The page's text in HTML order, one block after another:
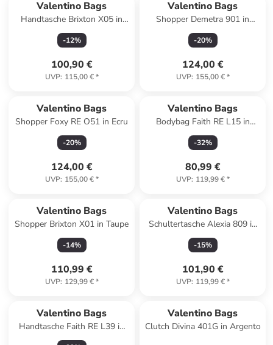
Valentino Bags
Handtasche Brixton X05 in
Nero
-12%
100,90 €
UVP: 115,00 €*
Valentino Bags
Shopper Demetra 901 in
Naturale/Blu
-20%
124,00 €
UVP: 155,00 €*
Valentino Bags
Shopper Foxy RE O51 in Ecru
-20%
124,00 €
UVP: 155,00 €*
Valentino Bags
Bodybag Faith RE L15 in
Taupe
-32%
80,99 €
UVP: 119,99 €*
Valentino Bags
Shopper Brixton X01 in Taupe
-14%
110,99 €
UVP: 129,99 €*
Valentino Bags
Schultertasche Alexia 809 in
Ecru
-15%
101,90 €
UVP: 119,99 €*
Valentino Bags
Handtasche Faith RE L39 in
Ghiaccio
Valentino Bags
Clutch Divina 401G in Argento